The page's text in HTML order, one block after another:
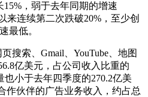
，弱于去年同期的增速
来连续第二次跌破20%，至少创
最低。
索、Gmail、YouTube、地图
亿美元，占公司收入比重的
也小于去年四季度的270.2亿美
作伙伴的广告业务收入，约占总